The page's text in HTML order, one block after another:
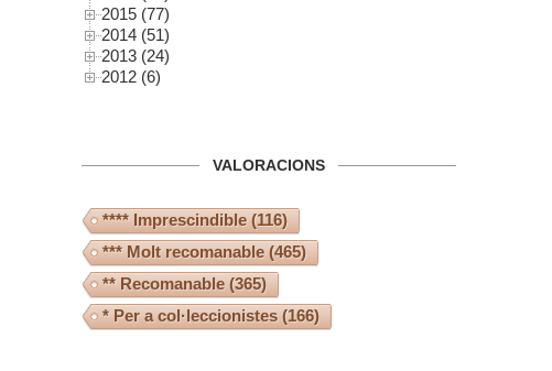
2015 (77)
2014 (51)
2013 (24)
2012 (6)
VALORACIONS
**** Imprescindible(116)
*** Molt recomanable(465)
** Recomanable(365)
* Per a col·leccionistes (166)